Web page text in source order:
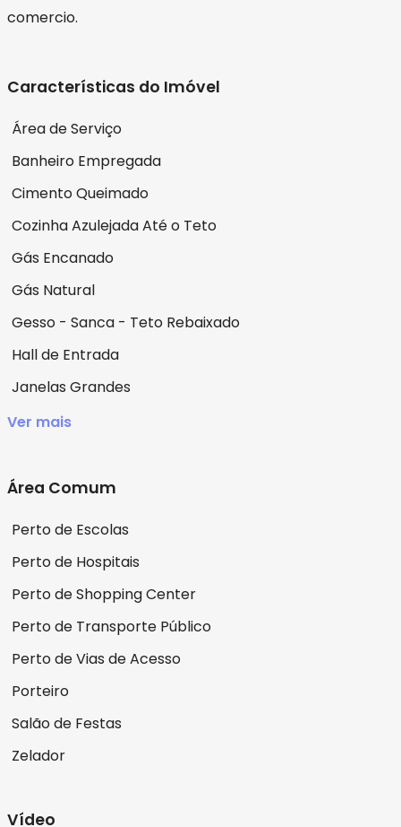
comercio.
Características do Imóvel
Área de Serviço
Banheiro Empregada
Cimento Queimado
Cozinha Azulejada Até o Teto
Gás Encanado
Gás Natural
Gesso - Sanca - Teto Rebaixado
Hall de Entrada
Janelas Grandes
Ver mais
Área Comum
Perto de Escolas
Perto de Hospitais
Perto de Shopping Center
Perto de Transporte Público
Perto de Vias de Acesso
Porteiro
Salão de Festas
Zelador
Vídeo